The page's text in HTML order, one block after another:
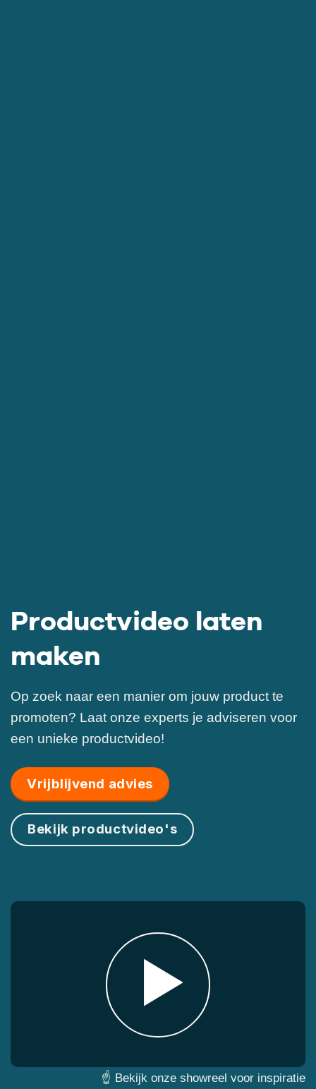
Productvideo laten
maken
Op zoek naar een manier om jouw product te
promoten? Laat onze experts je adviseren voor
een unieke productvideo!
Vrijblijvend advies
Bekijk productvideo's
☝ Bekijk onze showreel voor inspiratie